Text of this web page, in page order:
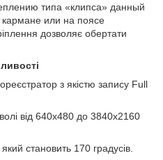
типа «клипса» данный
кармане или на поясе
дозволяє обертати
з якістю запису Full
від 640х480 до 3840х2160
становить 170 градусів.